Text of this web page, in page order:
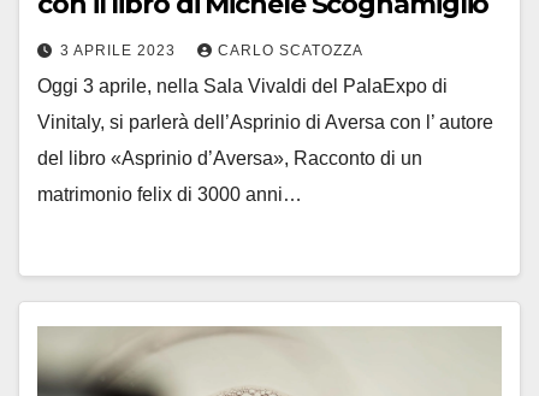
3 APRILE 2023 CARLO SCATOZZA
Oggi 3 aprile, nella Sala Vivaldi del PalaExpo di
Vinitaly, si parlerà dell’Asprinio di Aversa con l’ autore
del libro «Asprinio d’Aversa», Racconto di un
matrimonio felix di 3000 anni…